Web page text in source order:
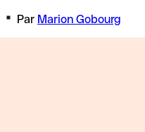
Par Marion Gobourg